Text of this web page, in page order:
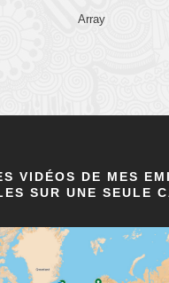
Array
VIDÉOS DE MES
SUR UNE SEULE